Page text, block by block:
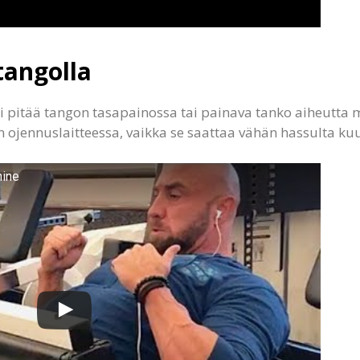
pitää tangon tasapainossa tai painava tanko
vaikka se saattaa vähän hassulta